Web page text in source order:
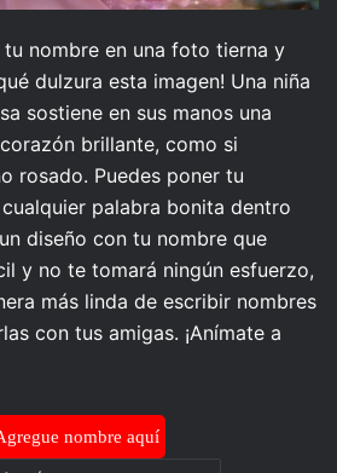
tu nombre en una foto tierna y
dulzura esta imagen! Una niña
sostiene en sus manos una
brillante, como si
rosado. Puedes poner tu
palabra bonita dentro
diseño con tu nombre que
y no te tomará ningún esfuerzo,
más linda de escribir nombres
con tus amigas. ¡Anímate a
nombre aquí